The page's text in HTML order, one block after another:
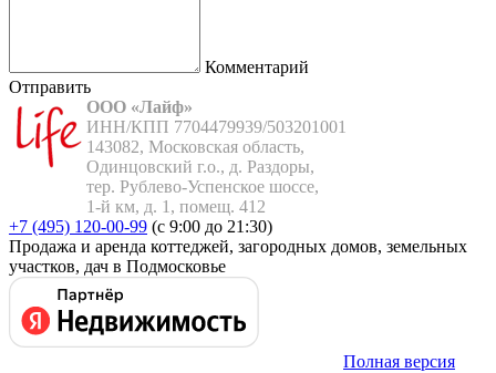
Комментарий
Отправить
ООО «Лайф»
ИНН/КПП 7704479939/503201001
143082, Московская область,
Одинцовский г.о., д. Раздоры,
тер. Рублево-Успенское шоссе,
1-й км, д. 1, помещ. 412
+7 (495) 120-00-99 (с 9:00 до 21:30)
Продажа и аренда коттеджей, загородных домов, земельных
участков, дач в Подмосковье
Полная версия